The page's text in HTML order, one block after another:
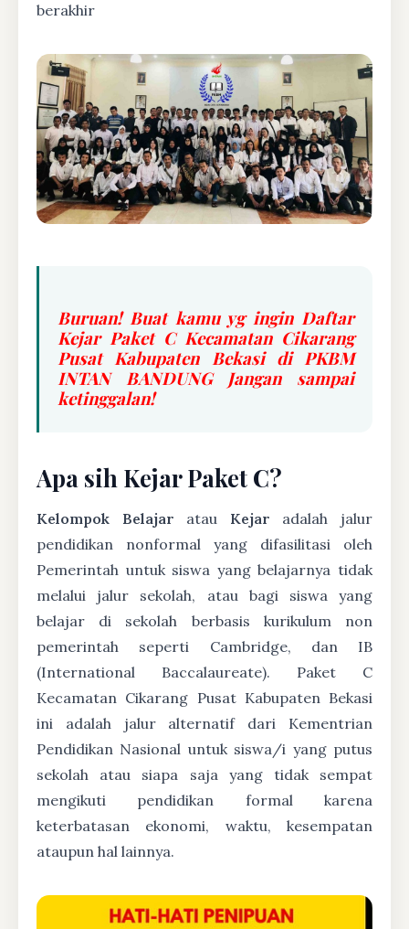
berakhir
Buruan! Buat kamu yg ingin Daftar
Kejar Paket C Kecamatan Cikarang
Pusat Kabupaten Bekasi di PKBM
INTAN BANDUNG Jangan sampai
ketinggalan!
Apa sih Kejar Paket C?
Kelompok Belajar atau Kejar adalah jalur
pendidikan nonformal yang difasilitasi oleh
Pemerintah untuk siswa yang belajarnya tidak
melalui jalur sekolah, atau bagi siswa yang
belajar di sekolah berbasis kurikulum non
pemerintah seperti Cambridge, dan IB
(International Baccalaureate). Paket C
Kecamatan Cikarang Pusat Kabupaten Bekasi
ini adalah jalur alternatif dari Kementrian
Pendidikan Nasional untuk siswa/i yang putus
sekolah atau siapa saja yang tidak sempat
mengikuti pendidikan formal karena
keterbatasan ekonomi, waktu, kesempatan
ataupun hal lainnya.